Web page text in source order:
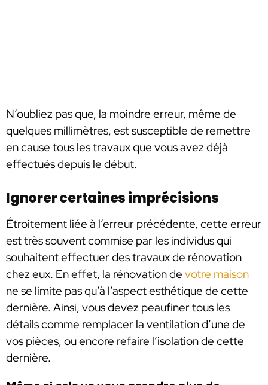
N’oubliez pas que, la moindre erreur, même de
quelques millimètres, est susceptible de remettre
en cause tous les travaux que vous avez déjà
effectués depuis le début.
Ignorer certaines imprécisions
Étroitement liée à l’erreur précédente, cette erreur
est très souvent commise par les individus qui
souhaitent effectuer des travaux de rénovation
chez eux. En effet, la rénovation de votre maison
ne se limite pas qu’à l’aspect esthétique de cette
dernière. Ainsi, vous devez peaufiner tous les
détails comme remplacer la ventilation d’une de
vos pièces, ou encore refaire l’isolation de cette
dernière.